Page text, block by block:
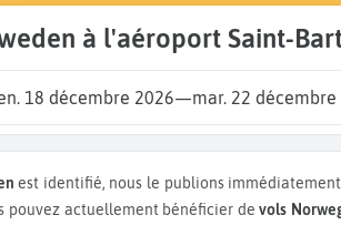
à l'aéroport Saint-
18 décembre 2026—mar. 22 décembre
est identifié, nous le publions
pouvez actuellement bénéficier devols